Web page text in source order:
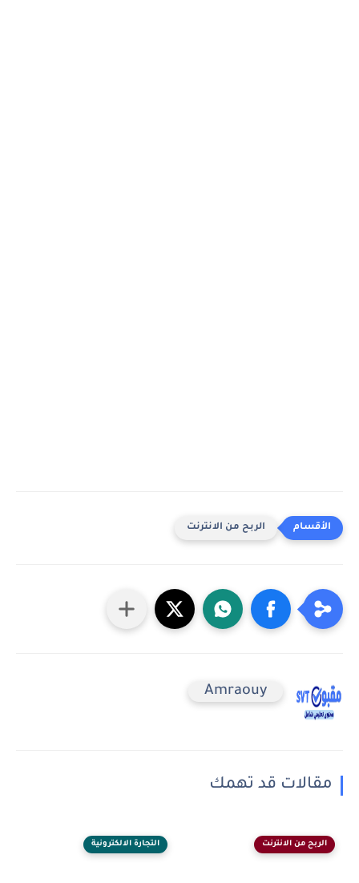
الربح من الانترنت
Amraouy
مقالات قد تهمك
الربح من الانترنت التجارة الالكترونية